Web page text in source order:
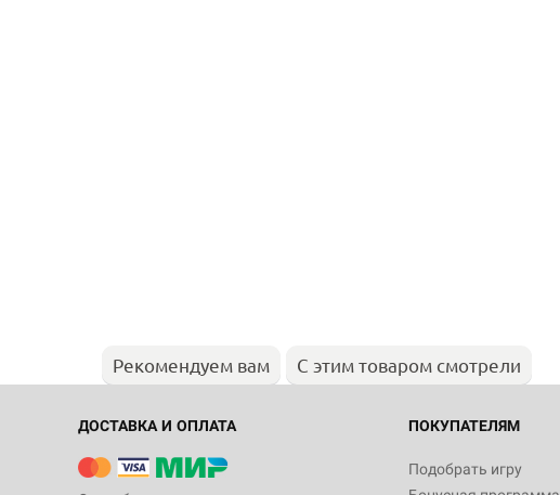
Рекомендуем вам С этим товаром смотрели
ДОСТАВКА И ОПЛАТА ПОКУПАТЕЛЯМ
Подобрать игру